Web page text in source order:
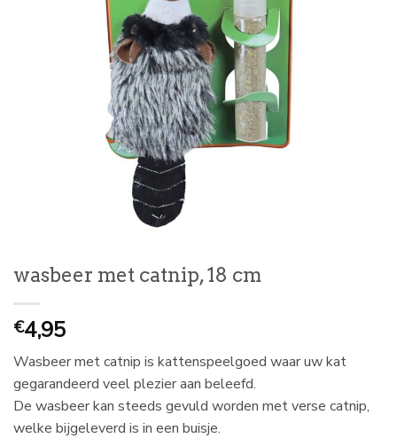
wasbeer met catnip, 18 cm
€4,95
Wasbeer met catnip is kattenspeelgoed waar uw kat
gegarandeerd veel plezier aan beleefd.
De wasbeer kan steeds gevuld worden met verse catnip,
welke bijgeleverd is in een buisje.